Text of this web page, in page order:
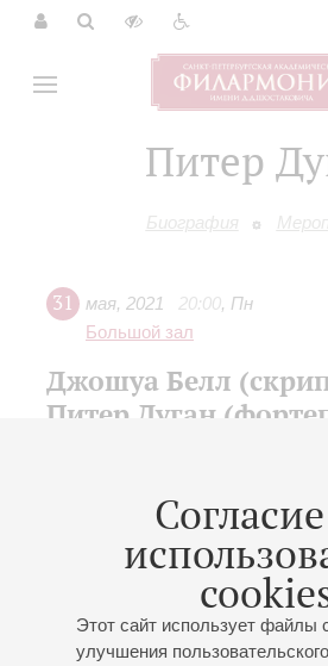
Питер
Биография
Этот сайт использует файлы
улучшения
31 мая, 2021 20:00, Пн
Большой зал
Джошуа Белл
Питер Дуган
XV Международный фестиваль
Бетховен: Соната № 2 для
: «Нигун» («Напев без
цикла «Баал Шем»;Брамс:
и фортепиано; Равель: Соната №